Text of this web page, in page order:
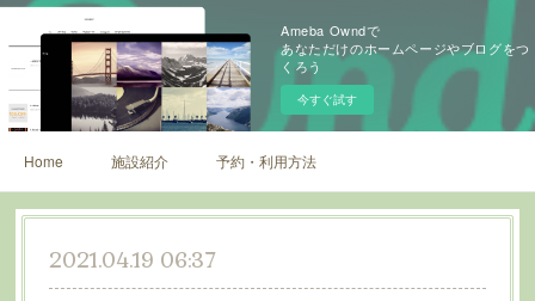
Ameba Owndで
あなただけのホームページやブログをつ
くろう
今すぐ試す
Home 施設紹介 予約・利用方法
2021.04.19 06:37